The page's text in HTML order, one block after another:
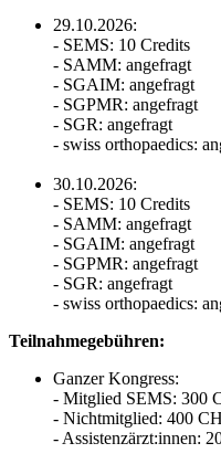
29.10.2026:
- SEMS: 10 Credits
- SAMM: angefragt
- SGAIM: angefragt
- SGPMR: angefragt
- SGR: angefragt
- swiss orthopaedics:
30.10.2026:
- SEMS: 10 Credits
- SAMM: angefragt
- SGAIM: angefragt
- SGPMR: angefragt
- SGR: angefragt
- swiss orthopaedics:
Teilnahmegebühren:
Ganzer Kongress:
- Mitglied SEMS: 300
- Nichtmitglied: 400
- Assistenzärzt:innen: